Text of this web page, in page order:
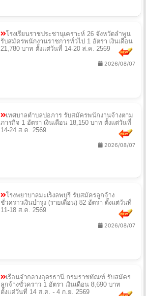
โรงเรียนราชประชานุเคราะห์ 26 จังหวัดลำพูน
รับสมัครพนักงานราชการทั่วไป 1 อัตรา เงินเดือน
21,780 บาท ตั้งแต่วันที่ 14-20 ส.ค. 2569
2026/08/07
เทศบาลตำบลปอภาร รับสมัครพนักงานจ้างตาม
ภารกิจ 1 อัตรา เงินเดือน 18,150 บาท ตั้งแต่วันที่
14-24 ส.ค. 2569
2026/08/07
โรงพยาบาลมะเร็งลพบุรี รับสมัครลูกจ้าง
ชั่วคราวเงินบำรุง (รายเดือน) 82 อัตรา ตั้งแต่วันที่
11-18 ส.ค. 2569
2026/08/07
เรือนจำกลางอุดรธานี กรมราชทัณฑ์ รับสมัคร
ลูกจ้างชั่วคราว 1 อัตรา เงินเดือน 8,690 บาท
ตั้งแต่วันที่ 14 ส.ค. - 4 ก.ย. 2569